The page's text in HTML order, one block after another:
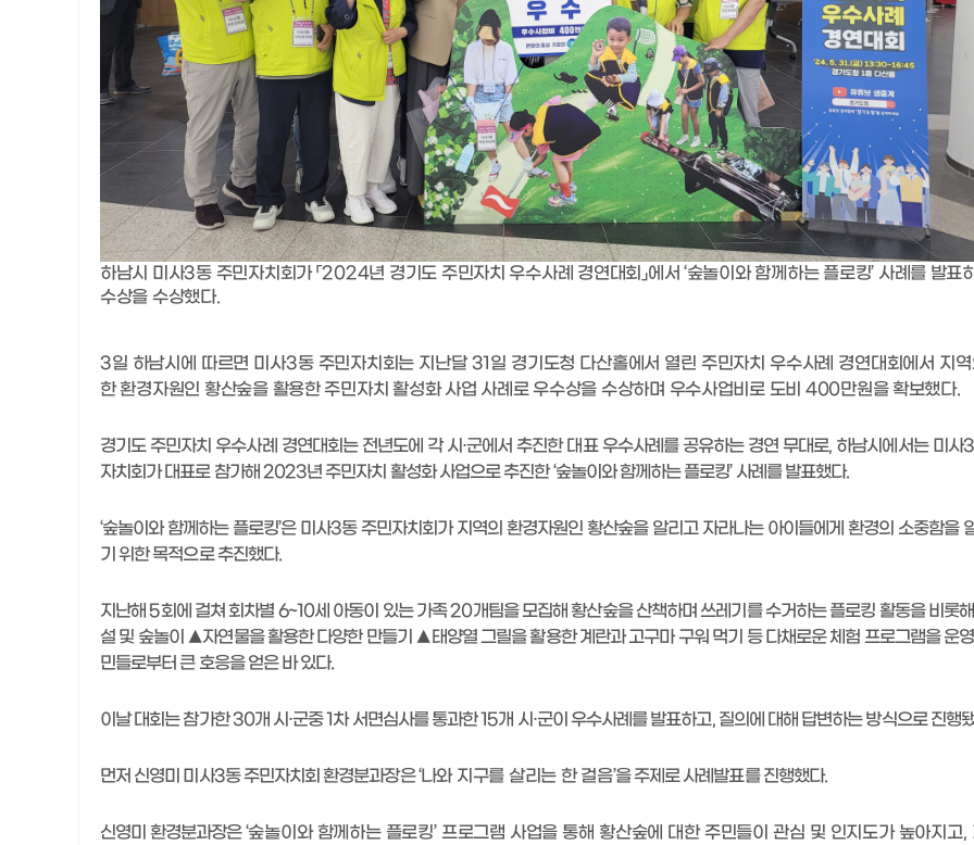
하남시 미사3동 주민자치회가「2024년 경기도 주민자치 우수사례 경연대회 」에서‘숲놀이와 함께하는 플로킹’ 사례를 발표
수상을 수상했다.
3일 하남시에 따르면 미사3동 주민자치회는 지난달31일 경기도청 다산홀에서 열린 주민자치 우수사례 경연대회에서 지
한 환경자원인 황산숲을 활용한 주민자치 활성화 사업 사례로 우수상을 수상하며 우수사업비로 도비 400만원을 확보했다.
경기도 주민자치 우수사례 경연대회는 전년도에 각 시 ·군에서 추진한 대표 우수사례를 공유하는 경연 무대로, 하남시에서는 미사3
자치회가 대표로 참가해 2023년 주민자치 활성화 사업으로 추진한‘숲놀이와 함께하는 플로킹’ 사례를 발표했다.
‘숲놀이와 함께하는 플로킹’은 미사3동 주민자치회가 지역의 환경자원인 황산숲을 알리고 자라나는 아이들에게 환경의 소중함을
기 위한 목적으로 추진했다.
지난해 5회에 걸쳐 회차별 6~10세 아동이 있는 가족20개팀을 모집해 황산숲을 산책하며 쓰레기를 수거하는 플로킹 활동을 비롯
설 및 숲놀이 ▲자연물을 활용한 다양한 만들기 ▲태양열 그릴을 활용한 계란과 고구마 구워 먹기 등 다채로운 체험 프로그램을 운
민들로부터 큰 호응을 얻은 바 있다.
이날 대회는 참가한30개 시 ·군중1차 서면심사를 통과한15개 시 ·군이 우수사례를 발표하고, 질의에 대해 답변하는 방식으로 진행
먼저 신영미 미사3동 주민자치회 환경분과장은‘나와 지구를 살리는 한 걸음’을 주제로 사례발표를 진행했다.
신영미 환경분과장은‘숲놀이와 함께하는 플로킹’ 프로그램 사업을 통해 황산숲에 대한 주민들이 관심 및 인지도가 높아지고,